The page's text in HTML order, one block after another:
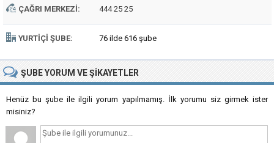
ÇAĞRI MERKEZI: 444 25 25
YURTIÇI ŞUBE: 76 ilde 616 şube
ŞUBEYORUM VE ŞIKAYETLER
Henüz bu şube ile ilgili yorum yapılmamış. İlk yorumu siz girmek ister
misiniz?